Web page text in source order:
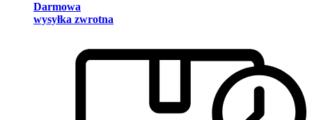
Darmowa
wysyłka zwrotna